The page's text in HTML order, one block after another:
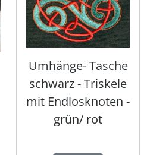
Umhänge- Tasche
schwarz - Triskele
mit Endlosknoten -
grün/ rot